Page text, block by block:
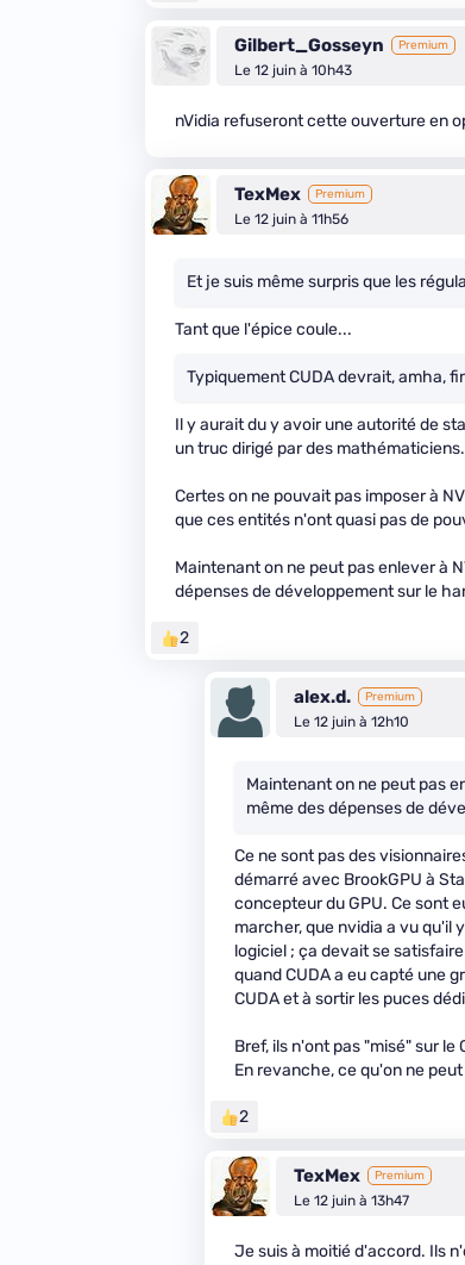
Gilbert_Gosseyn Premium
Le 12 juin à 10h43
nVidia refuseront cette ouverture en
TexMex Premium
Le 12 juin à 11h56
Et je suis même surpris que les
Tant que l'épice coule...
Typiquement CUDA devrait, amha,
Il y aurait du y avoir une autorité de
un truc dirigé par des
Certes on ne pouvait pas imposer à
que ces entités n'ont quasi pas de
Maintenant on ne peut pas enlever à
dépenses de développement sur le
2
alex.d. Premium
Le 12 juin à 12h10
Maintenant on ne peut pas
même des dépenses de
Ce ne sont pas des
démarré avec BrookGPU à
concepteur du GPU. Ce sont
marcher, que nvidia a vu qu'il
logiciel ; ça devait se
quand CUDA a eu capté une
CUDA et à sortir les puces
Bref, ils n'ont pas "misé" sur
En revanche, ce qu'on ne
2
TexMex Premium
Le 12 juin à 13h47
Je suis à moitié d'accord. Ils